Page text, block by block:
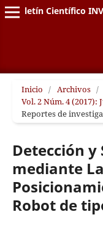
Boletín Científico
Inicio / Archivos /
Vol. 2 Núm. 4 (2017):
Reportes de
Detección
mediante
Robot de